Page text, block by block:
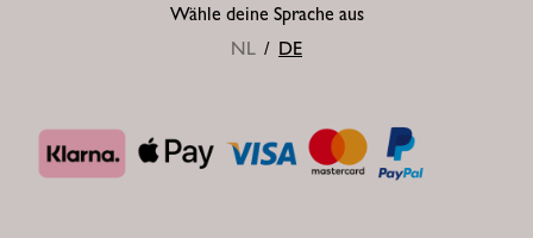
Wähle deine Sprache aus
NL / DE